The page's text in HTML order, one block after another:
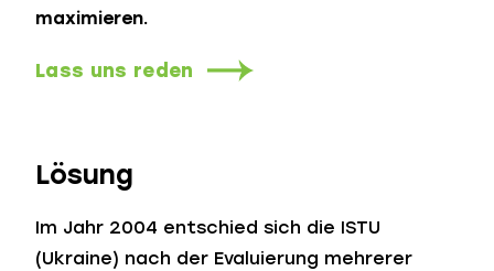
maximieren.
Lass uns reden
Lösung
Im Jahr 2004 entschied sich die ISTU
(Ukraine) nach der Evaluierung mehrerer